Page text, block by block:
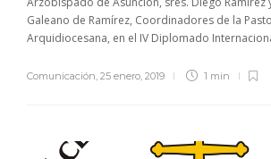
Galeano de Ramírez, Coordinadores de la
Arquidiocesana, en el IV Diplomado
Comunicación, 25 enero, 2019 1 min